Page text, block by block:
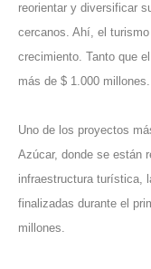
reorientar y diversificar
cercanos. Ahí, el
crecimiento. Tanto que
más de $ 1.000 millones.
Uno de los proyectos
Azúcar, donde se están
infraestructura turística,
finalizadas durante el
millones.